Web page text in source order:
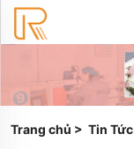
Trang chủ > Tin Tức